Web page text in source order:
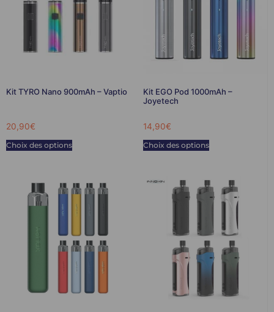
Kit TYRO Nano 900mAh – Vaptio
20,90€
Choix des options
Kit EGO Pod 1000mAh –
Joyetech
14,90€
Choix des options